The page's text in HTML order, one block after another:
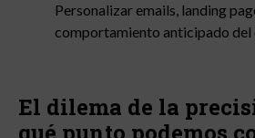
Personalizar emails, landing
comportamiento anticipado del
El dilema de la